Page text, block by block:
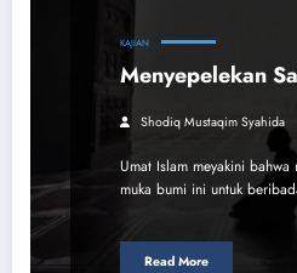
KAJIAN
Menyepelekan
Shodiq Mustaqim Syahida
Umat Islam meyakini
muka bumi ini untuk
Read More